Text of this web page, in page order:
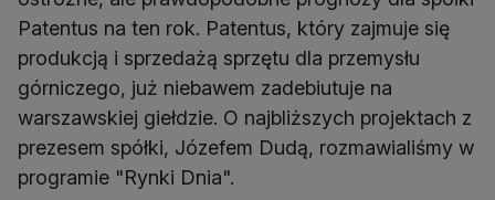
Patentus na ten rok. Patentus, który zajmuje się
produkcją i sprzedażą sprzętu dla przemysłu
górniczego, już niebawem zadebiutuje na
warszawskiej giełdzie. O najbliższych projektach z
prezesem spółki, Józefem Dudą, rozmawialiśmy w
programie "Rynki Dnia".